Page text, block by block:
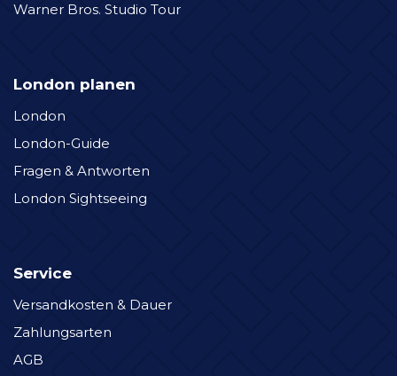
Warner Bros. Studio Tour
London planen
London
London-Guide
Fragen & Antworten
London Sightseeing
Service
Versandkosten & Dauer
Zahlungsarten
AGB